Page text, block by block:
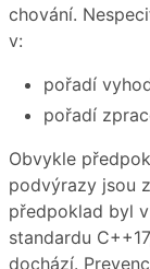
chování.
v:
pořadí
pořadí
Obvykle
podvýrazy jsou
předpoklad byl
standardu
dochází.